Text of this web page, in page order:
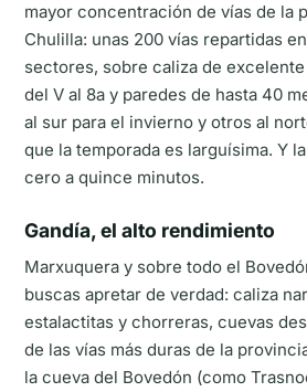
mayor concentración de vías de la
Chulilla: unas 200 vías repartidas
sectores, sobre caliza de
del V al 8a y paredes de hasta 40
al sur para el invierno y otros al
que la temporada es larguísima. Y
cero a quince minutos.
Gandía, el alto rendimiento
Marxuquera y sobre todo el
buscas apretar de verdad: caliza
estalactitas y chorreras, cuevas
de las vías más duras de la
la cueva del Bovedón (como